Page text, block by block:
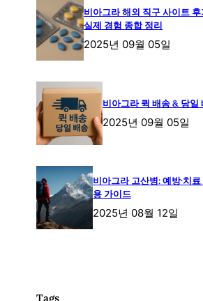
비아그라 해외 직구 사이트
실제 경험 종합 정리
2025년 09월 05일
비아그라 퀵 배송 & 당일
2025년 09월 05일
비아그라 고산병: 예방·치
용 가이드
2025년 08월 12일
Tags